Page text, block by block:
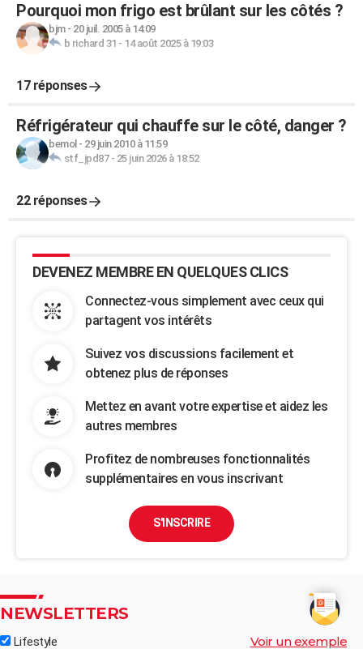
Pourquoi mon frigo est brûlant sur les côtés ?
bjm- 20 juil. 2005 à 14:09
b richard 31 - 14 août 2025 à 19:03
17 réponses
Réfrigérateur qui chauffe sur le côté, danger ?
bemol - 29 juin 2010 à 11:59
stf_jpd87- 25 juin 2026 à 18:52
22 réponses
DEVENEZ MEMBRE EN QUELQUES CLICS
Connectez-vous simplement avec ceux qui
partagent vos intérêts
Suivez vos discussions facilement et
obtenez plus de réponses
Mettez en avant votre expertise et aidez les
autres membres
Profitez de nombreuses fonctionnalités
supplémentaires en vous inscrivant
S'INSCRIRE
NEWSLETTERS
Lifestyle Voir un exemple